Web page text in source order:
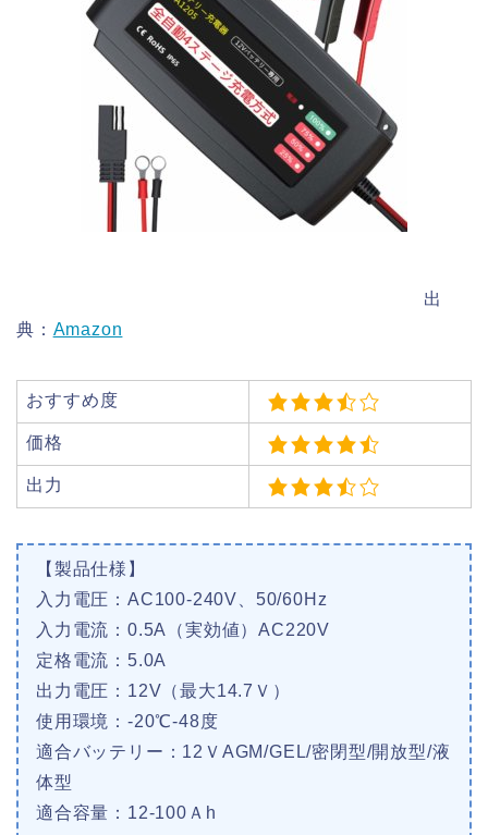
出
典： Amazon
おすすめ度
価格
出力
【製品仕様】
入力電圧：AC100-240V、50/60Hz
入力電流：0.5A（実効値）AC220V
定格電流：5.0A
出力電圧：12V（最大14.7Ｖ）
使用環境：-20℃-48度
適合バッテリー：12ＶAGM/GEL/密閉型/開放型/液
体型
適合容量：12-100Ａh